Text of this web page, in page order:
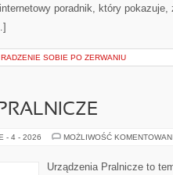
poradnik, który
SOBIE PO ZERWANIU
- 4 - 2026 MOŻLIWOŚĆ
Urządzenia Pralnicze to